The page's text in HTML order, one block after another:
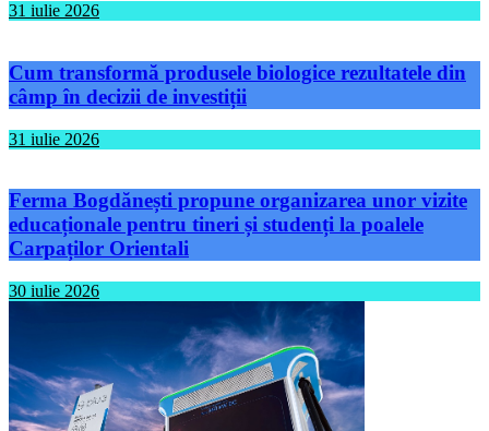
31 iulie 2026
Cum transformă produsele biologice rezultatele din
câmp în decizii de investiții
31 iulie 2026
Ferma Bogdănești propune organizarea unor vizite
educaționale pentru tineri și studenți la poalele
Carpaților Orientali
30 iulie 2026